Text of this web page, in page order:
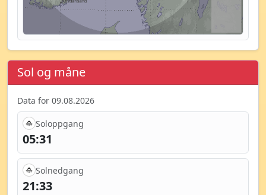
Sol og måne
Data for 09.08.2026
Soloppgang
05:31
Solnedgang
21:33